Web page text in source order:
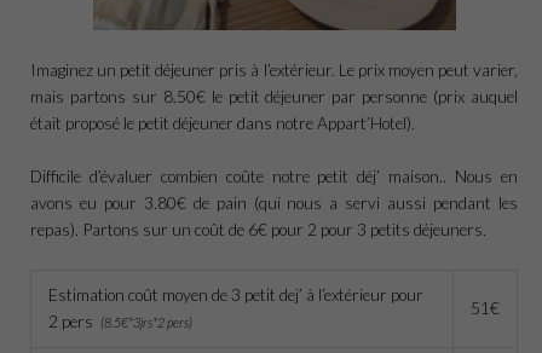
Imaginez un petit déjeuner pris à l’extérieur. Le prix moyen peut varier,
mais partons sur 8.50€ le petit déjeuner par personne (prix auquel
était proposé le petit déjeuner dans notre Appart’Hotel).
Difficile d’évaluer combien coûte notre petit déj’ maison.. Nous en
avons eu pour 3.80€ de pain (qui nous a servi aussi pendant les
repas). Partons sur un coût de 6€ pour 2 pour 3 petits déjeuners.
Estimation coût moyen de 3 petit dej’ à l’extérieur pour
2 pers
(8.5€*3jrs*2 pers)
51€